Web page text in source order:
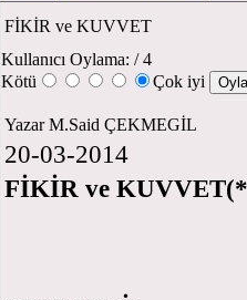
FİKİR ve KUVVET
Kullanıcı Oylama: / 4
Kötü
Çok iyi
Yazar M.Said ÇEKMEGİL
20-03-2014
FİKİR ve